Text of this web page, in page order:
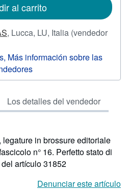
envíoal carrito
, Lucca, LU, Italia (vendedor
Los detalles del vendedor
in brossure editoriale
n° 16. Perfetto stato di
del artículo 31852
Denunciar este artículo